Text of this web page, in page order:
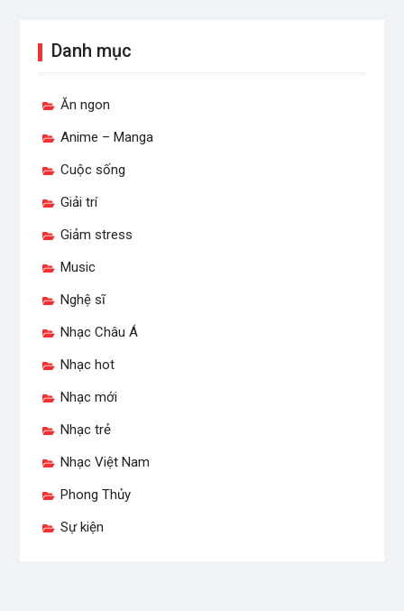
Danh mục
Ăn ngon
Anime – Manga
Cuộc sống
Giải trí
Giảm stress
Music
Nghệ sĩ
Nhạc Châu Á
Nhạc hot
Nhạc mới
Nhạc trẻ
Nhạc Việt Nam
Phong Thủy
Sự kiện